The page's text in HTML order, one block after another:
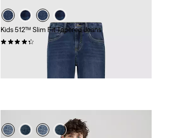
Kids 512™ Slim Fit Tapered Jeans
(34)